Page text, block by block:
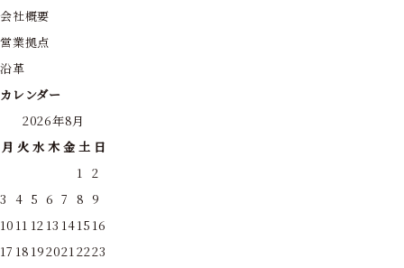
会社概要
営業拠点
沿革
カレンダー
2026年8月
月 火水 木金 土 日
1 2
3 4 5 6 7 8 9
10 11 12 13 1415 16
17 18 1920212223